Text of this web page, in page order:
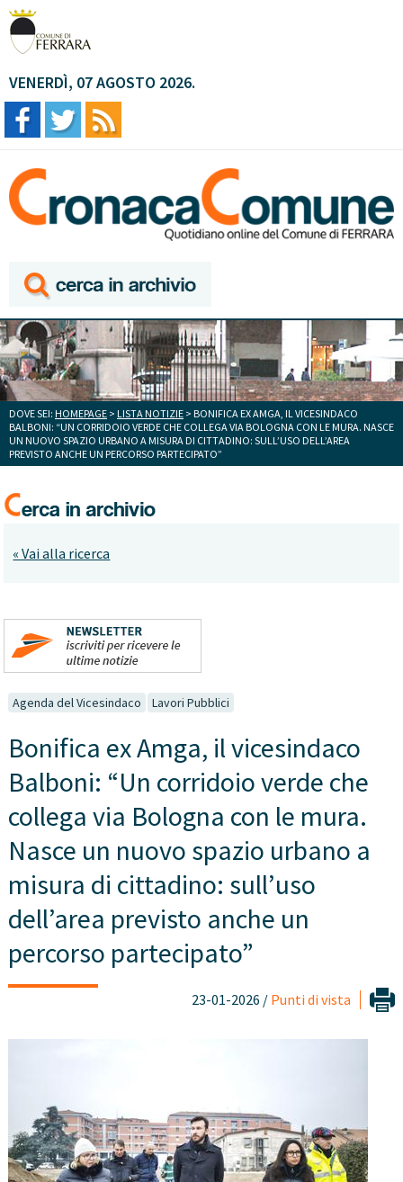
VENERDÌ, 07 AGOSTO 2026.
DOVE SEI: HOMEPAGE > LISTA NOTIZIE > BONIFICA EX AMGA, IL VICESINDACO
BALBONI: “UN CORRIDOIO VERDE CHE COLLEGA VIA BOLOGNA CON LE MURA. NASCE
UN NUOVO SPAZIO URBANO A MISURA DI CITTADINO: SULL’USO DELL’AREA
PREVISTO ANCHE UN PERCORSO PARTECIPATO”
« Vai alla ricerca
Agenda del Vicesindaco Lavori Pubblici
Bonifica ex Amga, il vicesindaco
Balboni: “Un corridoio verde che
collega via Bologna con le mura.
Nasce un nuovo spazio urbano a
misura di cittadino: sull’uso
dell’area previsto anche un
percorso partecipato”
23-01-2026 / Punti di vista